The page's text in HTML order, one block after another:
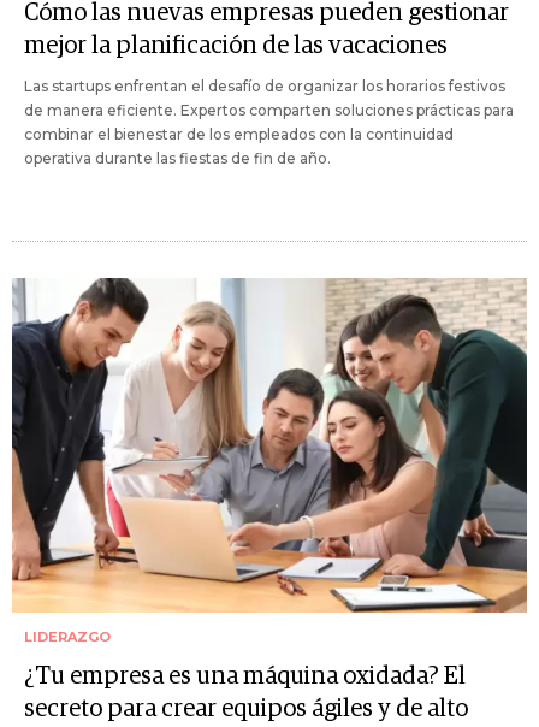
Cómo las nuevas empresas pueden gestionar
mejor la planificación de las vacaciones
Las startups enfrentan el desafío de organizar los horarios festivos
de manera eficiente. Expertos comparten soluciones prácticas para
combinar el bienestar de los empleados con la continuidad
operativa durante las fiestas de fin de año.
LIDERAZGO
¿Tu empresa es una máquina oxidada? El
secreto para crear equipos ágiles y de alto